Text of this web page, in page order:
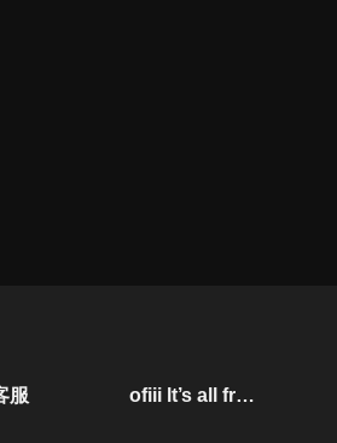
服 ofiii lt’s all free